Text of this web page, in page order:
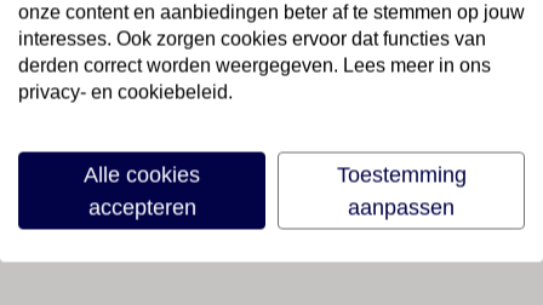
onze content en aanbiedingen beter af te stemmen op jouw
interesses. Ook zorgen cookies ervoor dat functies van
derden correct worden weergegeven. Lees meer in ons
privacy- en cookiebeleid.
Alle cookies
accepteren
Toestemming
aanpassen